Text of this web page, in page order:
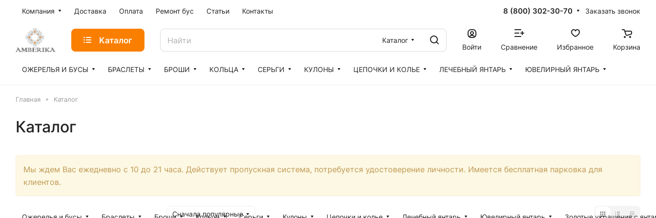
Компания Доставка Оплата Ремонт бус Статьи Контакты 8 (800) 302-30-70 Заказать звонок
Каталог
Каталог
Войти
Сравнение Избранное Корзина
ОЖЕРЕЛЬЯ И БУСЫ БРАСЛЕТЫ БРОШИ КОЛЬЦА СЕРЬГИ КУЛОНЫ ЦЕПОЧКИ И КОЛЬЕ ЛЕЧЕБНЫЙ ЯНТАРЬ ЮВЕЛИРНЫЙ ЯНТАРЬ
Главная Каталог
Каталог
Мы ждем Вас ежедневно с 10 до 21 часа. Действует пропускная система, потребуется удостоверение личности. Имеется бесплатная парковка для
клиентов.
Сначала популярные